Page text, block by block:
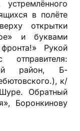
в полёте
открытки
и буквами
Рукой
отправителя:
район, Б-
к/
Обратный
Боронкинову